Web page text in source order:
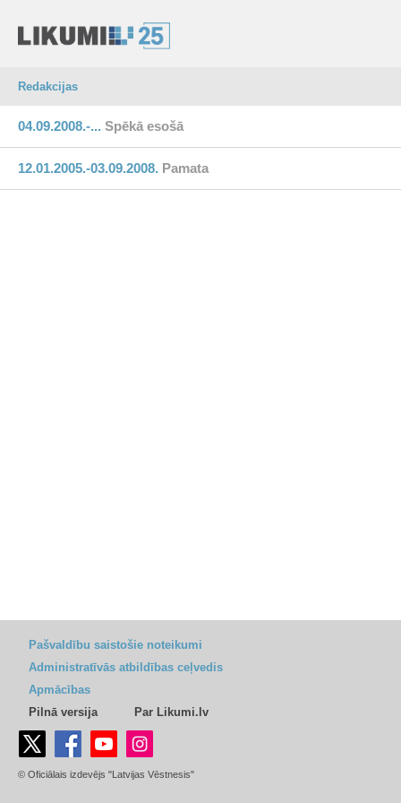
Redakcijas
04.09.2008.-... Spēkā esošā
12.01.2005.-03.09.2008. Pamata
Pašvaldību saistošie noteikumi
Administratīvās atbildības ceļvedis
Apmācības
Pilnā versija
Par Likumi.lv
© Oficiālais izdevējs "Latvijas Vēstnesis"